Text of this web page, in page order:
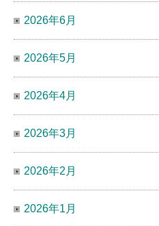
2026年6月
2026年5月
2026年4月
2026年3月
2026年2月
2026年1月